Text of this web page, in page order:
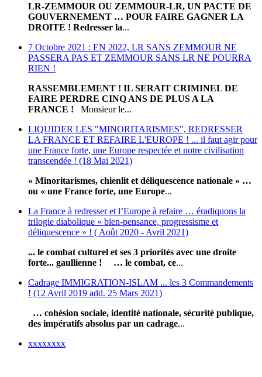
LR-ZEMMOUR OU ZEMMOUR-LR, UN PACTE DE
GOUVERNEMENT … POUR FAIRE GAGNER LA
DROITE ! Redresser la...
7 Octobre 2021 : EN 2022, LR SANS ZEMMOUR NE
PASSERA PAS ET ZEMMOUR SANS LR NE POURRA
RIEN !
RASSEMBLEMENT ! IL SERAIT CRIMINEL DE
FAIRE PERDRE CINQ ANS DE PLUS A LA
FRANCE ! Monsieur le...
LIQUIDER LES "MINORITARISMES", REDRESSER
LA FRANCE ET REFAIRE L'EUROPE ! ... il faut agir pour
une France forte, une Europe respectée et notre civilisation
transcendée ! (18 Mai 2021)
« Minoritarismes, chienlit et déliquescence nationale » …
ou « une France forte, une Europe...
La France à redresser et l’Europe à refaire … éradiquons la
trilogie diabolique « bien-pensance, progressisme et
déliquescence » ! ( Août 2020 - Avril 2021)
... le combat culturel et ses 3 priorités avec une droite
forte... gaullienne !
… le combat, ce...
Cadrage IMMIGRATION-ISLAM ... les 3 Commandements
! (12 Avril 2019 add. 25 Mars 2021)
… cohésion sociale, identité nationale, sécurité publique,
des impératifs absolus par un cadrage...
xxxxxxxx